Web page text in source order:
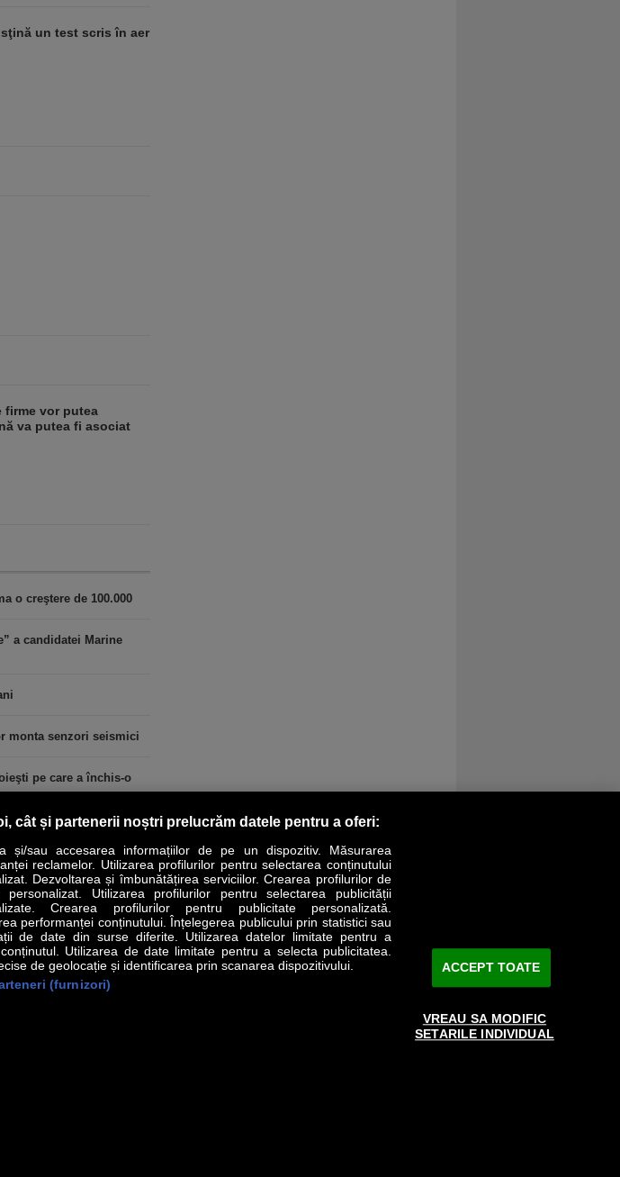
un test scris în aer
firme vor putea
va putea fi asociat
o creştere de 100.000
a candidatei Marine
monta senzori seismici
pe care a închis-o
HI-TECH MEET THE CEO LIFESTYLE SPECIAL OPINII
Servicii Revista Business Magazin
Abonează-te şi primeşte revista acasă
intelectuală, este aprobată de către www.bmag.ro doar în limita a 250 de semne.
cât și partenerii noștri prelucrăm datele pentru a oferi:
și/sau accesarea informațiilor de pe un dispozitiv. Măsurarea
reclamelor. Utilizarea profilurilor pentru selectarea conținutului
Dezvoltarea și îmbunătățirea serviciilor. Crearea profilurilor de
personalizat. Utilizarea profilurilor pentru selectarea publicității
Crearea profilurilor pentru publicitate personalizată.
performanței conținutului. Înțelegerea publicului prin statistici sau
de date din surse diferite. Utilizarea datelor limitate pentru a
Utilizarea de date limitate pentru a selecta publicitatea.
de geolocație și identificarea prin scanarea dispozitivului.
(furnizori)
ACCEPT TOATE
VREAU SA MODIFIC
SETARILE INDIVIDUAL